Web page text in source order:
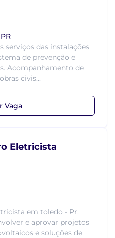
serviços das instalações
de prevenção e
Acompanhamento de
civis...
Vaga
Eletricista
em toledo - Pr.
e aprovar projetos
e soluções de